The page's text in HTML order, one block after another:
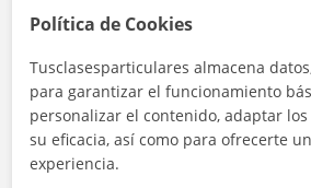
Política de Cookies
Tusclasesparticulares almacena
para garantizar el funcionamiento
personalizar el contenido, adaptar
su eficacia, así como para ofrecerte
experiencia.